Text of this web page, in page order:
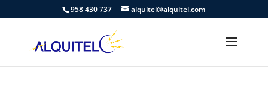
958 430 737 alquitel@alquitel.com